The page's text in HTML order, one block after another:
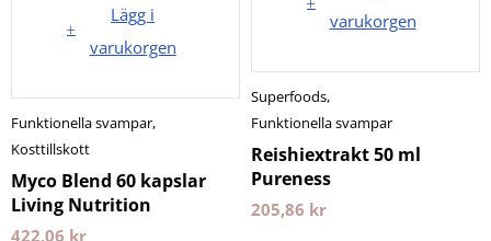
Lägg i
varukorgen
Funktionella svampar,
Kosttillskott
Myco Blend 60 kapslar
Living Nutrition
422,06 kr
varukorgen
Superfoods,
Funktionella svampar
Reishiextrakt 50 ml
Pureness
205,86 kr